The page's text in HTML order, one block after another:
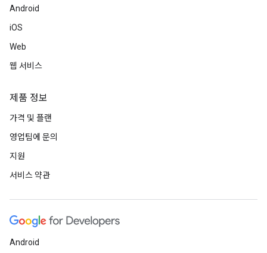
Android
iOS
Web
웹 서비스
제품 정보
가격 및 플랜
영업팀에 문의
지원
서비스 약관
Android